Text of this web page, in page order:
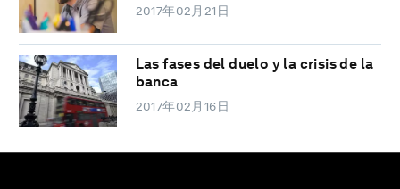
2017年02月21日
Las fases del duelo y la crisis de la
banca
2017年02月16日